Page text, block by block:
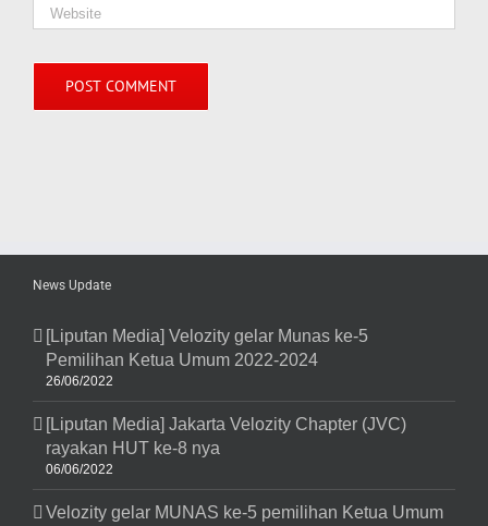
News Update
[Liputan Media] Velozity gelar Munas ke-5
Pemilihan Ketua Umum 2022-2024
26/06/2022
[Liputan Media] Jakarta Velozity Chapter (JVC)
rayakan HUT ke-8 nya
06/06/2022
Velozity gelar MUNAS ke-5 pemilihan Ketua Umum